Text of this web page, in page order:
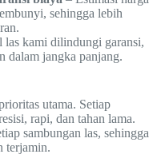
sehingga lebih
las kami dilindungi garansi,
dalam jangka panjang.
utama. Setiap
rapi, dan tahan lama.
sambungan las, sehingga
terjamin.